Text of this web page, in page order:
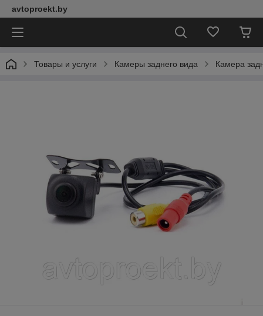
avtoproekt.by
Товары и услуги Камеры заднего вида Камера